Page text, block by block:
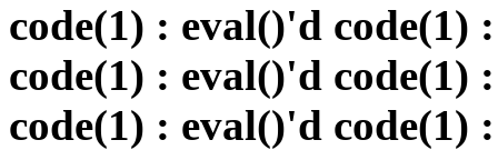
code(1) : eval()'d code(1)
code(1) : eval()'d code(1)
code(1) : eval()'d code(1)